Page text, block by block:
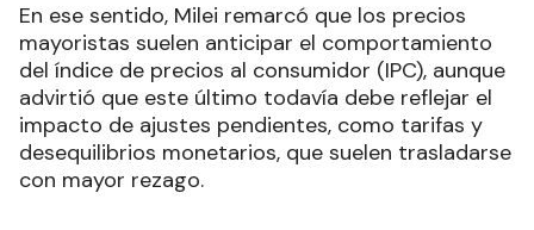
En ese sentido, Milei remarcó que los precios
mayoristas suelen anticipar el comportamiento
del índice de precios al consumidor (IPC), aunque
advirtió que este último todavía debe reflejar el
impacto de ajustes pendientes, como tarifas y
desequilibrios monetarios, que suelen trasladarse
con mayor rezago.